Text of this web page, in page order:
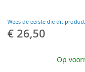
Wees de eerste die dit
€ 26,50
Op
the
images